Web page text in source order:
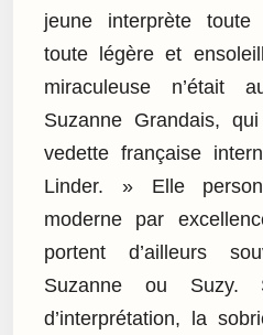
jeune interprète
toute légère et
miraculeuse n’était
Suzanne Grandais,
vedette française
Linder. » Elle
moderne par
portent d’ailleurs
Suzanne ou Suzy.
d’interprétation, la